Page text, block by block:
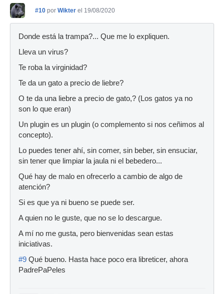
#10 por Wikter el 19/08/2020
Donde está la trampa?... Que me lo expliquen.
Lleva un virus?
Te roba la virginidad?
Te da un gato a precio de liebre?
O te da una liebre a precio de gato,? (Los gatos ya no
son lo que eran)
Un plugin es un plugin (o complemento si nos ceñimos al
concepto).
Lo puedes tener ahí, sin comer, sin beber, sin ensuciar,
sin tener que limpiar la jaula ni el bebedero...
Qué hay de malo en ofrecerlo a cambio de algo de
atención?
Si es que ya ni bueno se puede ser.
A quien no le guste, que no se lo descargue.
A mí no me gusta, pero bienvenidas sean estas
iniciativas.
#9 Qué bueno. Hasta hace poco era libreticer, ahora
PadrePaPeles